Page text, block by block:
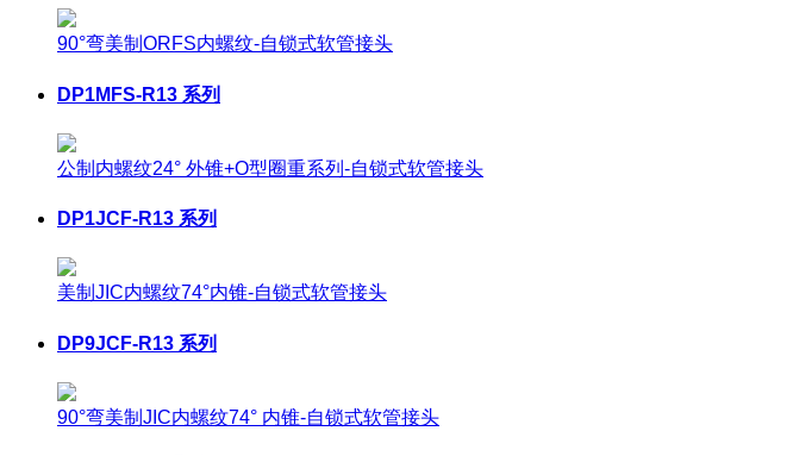
90°弯美制ORFS内螺纹-自锁式软管接头
DP1MFS-R13 系列
公制内螺纹24° 外锥+O型圈重系列-自锁式软管接头
DP1JCF-R13 系列
美制JIC内螺纹74°内锥-自锁式软管接头
DP9JCF-R13 系列
90°弯美制JIC内螺纹74° 内锥-自锁式软管接头